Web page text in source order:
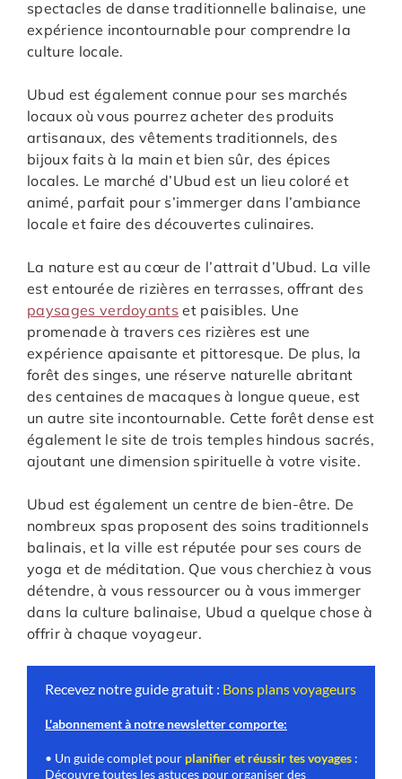
spectacles de danse traditionnelle balinaise, une
expérience incontournable pour comprendre la
culture locale.
Ubud est également connue pour ses marchés
locaux où vous pourrez acheter des produits
artisanaux, des vêtements traditionnels, des
bijoux faits à la main et bien sûr, des épices
locales. Le marché d’Ubud est un lieu coloré et
animé, parfait pour s’immerger dans l’ambiance
locale et faire des découvertes culinaires.
La nature est au cœur de l’attrait d’Ubud. La ville
est entourée de rizières en terrasses, offrant des
paysages verdoyants et paisibles. Une
promenade à travers ces rizières est une
expérience apaisante et pittoresque. De plus, la
forêt des singes, une réserve naturelle abritant
des centaines de macaques à longue queue, est
un autre site incontournable. Cette forêt dense est
également le site de trois temples hindous sacrés,
ajoutant une dimension spirituelle à votre visite.
Ubud est également un centre de bien-être. De
nombreux spas proposent des soins traditionnels
balinais, et la ville est réputée pour ses cours de
yoga et de méditation. Que vous cherchiez à vous
détendre, à vous ressourcer ou à vous immerger
dans la culture balinaise, Ubud a quelque chose à
offrir à chaque voyageur.